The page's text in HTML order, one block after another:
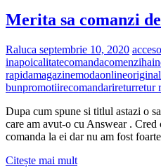
Merita sa comanzi
Raluca septembrie 10, 2020
inapoicalitatecomandacomenzi
rapidamagazinemodaonline
bunpromotiirecomandarireturretur
Dupa cum spune si titlul astazi o
care am avut-o cu Answear . Cred
comanda la ei dar nu am fost
Citește mai multMerita